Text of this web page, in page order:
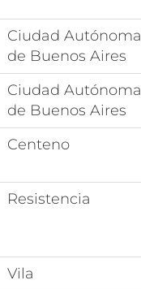
Ciudad Autónoma
de Buenos Aires
Ciudad Autónoma
de Buenos Aires
Centeno
Resistencia
Vila